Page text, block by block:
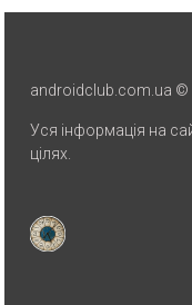
androidclub.com.ua ©
Уся інформація на
цілях.